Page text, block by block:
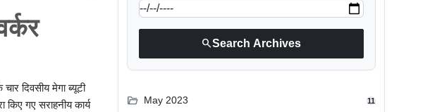
दिवसीय मेगा ब्यूटी
गए सराहनीय कार्य
searchSearch Archives
folder_open May 2023 11